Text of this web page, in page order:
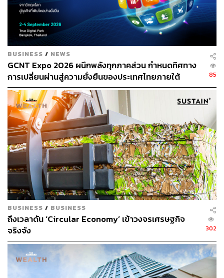
สำหรับความร่วมมือระหว่าง Carbonwize และตลาดหลัก
ทรัพย์ฯ ในครั้งนี้ ถือเป็นก้าวสำคัญสำหรับวางรากฐานระบบ
จัดการข้อมูลก๊าซเรือนกระจกสำหรับบริษัทจดทะเบียน ซึ่งใน
แต่ละกลุ่มอุตสาหกรรมมีความท้าทายที่แตกต่างกันจาก
กิจกรรมทางธุรกิจที่ต่างกัน ซึ่งต้องอาศัยความเชี่ยวชาญและ
การบูรณาการองค์ความรู้จากหลายภาคส่วน โดยในระยะที่
1 Carbonwize และตลาดหลักทรัพย์ฯ ได้รับความร่วมมือจาก
ตัวแทนบริษัทจดทะเบียนจากหลากหลายกลุ่มอุตสาหกรรม
รวม 8 กลุ่มอุตสาหกรรม เพื่อเตรียมความพร้อมให้กับ
แพลตฟอร์ม
ทั้งนี้การวัดประเมินการปล่อยก๊าซเรือนกระจกขององค์กร
เป็นอีกก้าวสำคัญในการก้าวสู่เป้าหมาย Net Zero ในปี 2065
และยังเป็นการเตรียมความพร้อมสำหรับพระราชบัญญัติการ
เปลี่ยนแปลงสภาพภูมิอากาศที่จะบังคับใช้ในอนาคตอันใกล้นี้
ซึ่งจะเข้มงวดเรื่องการปล่อยก๊าซเรือนกระจกมากขึ้น การมี
ฐานข้อมูลที่เข้มแข็งจึงมีบทบาทสำคัญอย่างยิ่งในการช่วยให้
องค์กรวางแผนลดการปล่อยก๊าซเรือนกระจก ทั้งเพื่อให้เป็น
ไปตามข้อกำหนดทั้งของไทยและของนานาชาติ รวมถึง
ทำให้ธุรกิจขององค์กรสร้างผลกระทบเชิงบวกให้กับสังคม
และสิ่งแวดล้อมมากขึ้น
BUSINESS / NEWS
GCNT Expo 2026 ผนึกพลังทุกภาคส่วน กำหนดทิศทาง
การเปลี่ยนผ่านสู่ความยั่งยืนของประเทศไทยภายใต้
แนวคิด “From SHOCK To SHIFT: Thailand’s
Sustainable Transition in a Fractured World”
85
BUSINESS / BUSINESS
ถึงเวลาดัน ‘Circular Economy’ เข้าวงจรเศรษฐกิจ
จริงจัง
302